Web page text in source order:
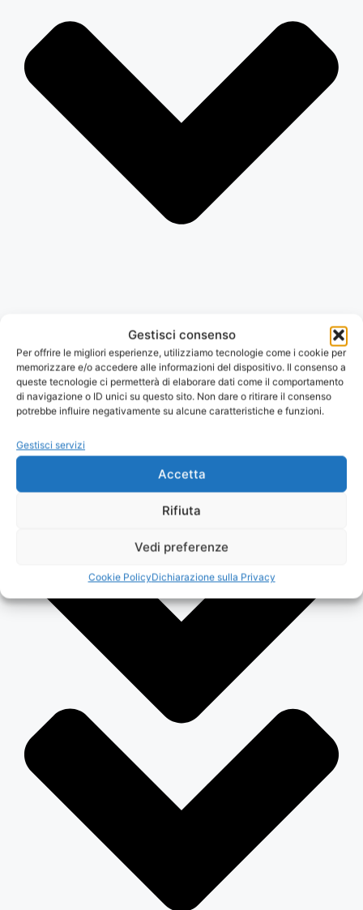
Gestisci consenso
Per offrire le migliori esperienze, utilizziamo tecnologie come i cookie per
memorizzare e/o accedere alle informazioni del dispositivo. Il consenso a
queste tecnologie ci permetterà di elaborare dati come il comportamento
di navigazione o ID unici su questo sito. Non dare o ritirare il consenso
potrebbe influire negativamente su alcune caratteristiche e funzioni.
Gestisci servizi
Accetta
Rifiuta
Vedi preferenze
Cookie PolicyDichiarazione sulla Privacy
Periodo di raccolta: